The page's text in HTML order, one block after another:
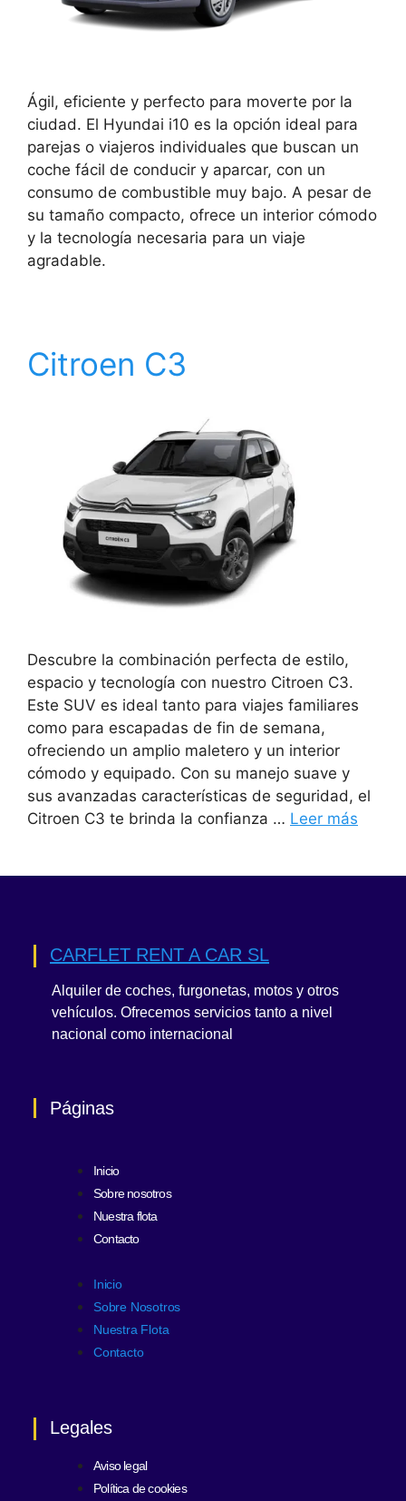
Ágil, eficiente y perfecto para moverte por la
ciudad. El Hyundai i10 es la opción ideal para
parejas o viajeros individuales que buscan un
coche fácil de conducir y aparcar, con un
consumo de combustible muy bajo. A pesar de
su tamaño compacto, ofrece un interior cómodo
y la tecnología necesaria para un viaje
agradable.
Citroen C3
Descubre la combinación perfecta de estilo,
espacio y tecnología con nuestro Citroen C3.
Este SUV es ideal tanto para viajes familiares
como para escapadas de fin de semana,
ofreciendo un amplio maletero y un interior
cómodo y equipado. Con su manejo suave y
sus avanzadas características de seguridad, el
Citroen C3 te brinda la confianza … Leer más
CARFLET RENT A CAR SL
Alquiler de coches, furgonetas, motos y otros
vehículos. Ofrecemos servicios tanto a nivel
nacional como internacional
Páginas
Inicio
Sobre nosotros
Nuestra flota
Contacto
Inicio
Sobre Nosotros
Nuestra Flota
Contacto
Legales
Aviso legal
Política de cookies